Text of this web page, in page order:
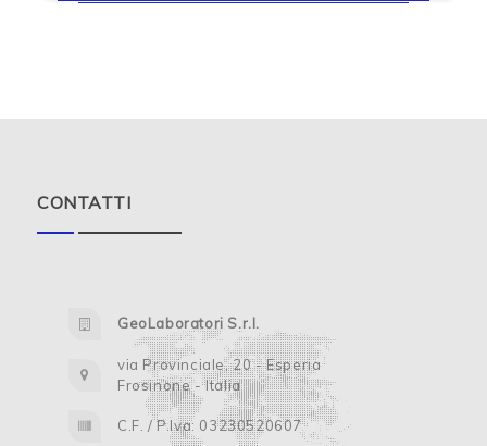
CONTATTI
GeoLaboratori S.r.l.
via Provinciale, 20 - Esperia
Frosinone - Italia
C.F. / P.Iva: 03230520607